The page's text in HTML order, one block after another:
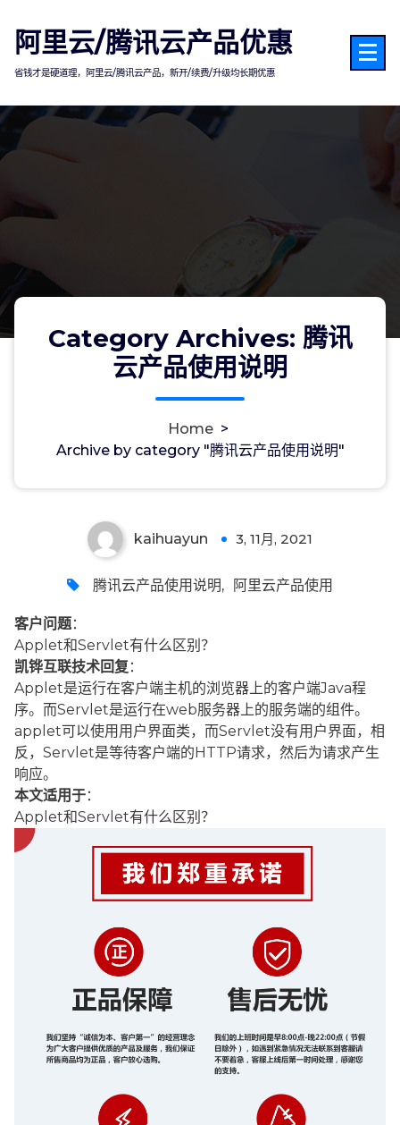
content
阿里云/腾讯云产品优惠
省钱才是硬道理，阿里云/腾讯云产品，新开/续费/升级均长期优惠
Category Archives: 腾讯
云产品使用说明
Home >
Archive by category "腾讯云产品使用说明"
kaihuayun 3, 11月, 2021
腾讯云产品使用说明, 阿里云产品使用
客户问题：
Applet和Servlet有什么区别？
凯铧互联技术回复 ：
Applet是运行在客户端主机的浏览器上的客户端Java程
序。而Servlet是运行在web服务器上的服务端的组件。
applet可以使用用户界面类，而Servlet没有用户界面，相
反，Servlet是等待客户端的HTTP请求，然后为请求产生
响应。
本文适用于：
Applet和Servlet有什么区别？